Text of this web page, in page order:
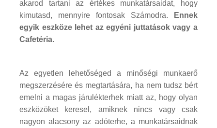
akarod tartani az értékes munkatársaidat, hogy
kimutasd, mennyire fontosak Számodra.
Ennek
egyik eszköze lehet az egyéni juttatások vagy a
Cafetéria.
Az egyetlen lehetőséged a minőségi munkaerő
megszerzésére és megtartására, ha nem tudsz bért
emelni a magas járulékterhek miatt az, hogy olyan
eszközöket keresel, amiknek nincs vagy csak
nagyon alacsony az adóterhe, a munkatársaidnak